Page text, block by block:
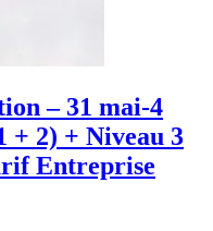
– 31 mai-4
+ 2) + Niveau 3
Entreprise